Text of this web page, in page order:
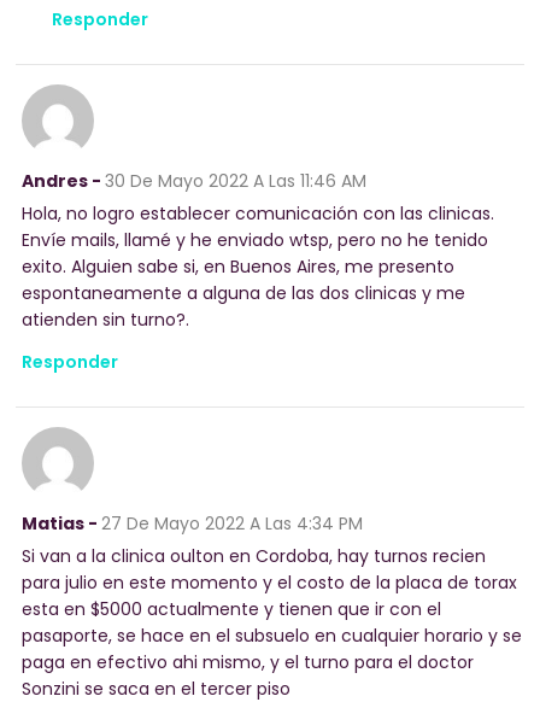
Responder
Andres - 30 De Mayo 2022 A Las 11:46 AM
Hola, no logro establecer comunicación con las clinicas.
Envíe mails, llamé y he enviado wtsp, pero no he tenido
exito. Alguien sabe si, en Buenos Aires, me presento
espontaneamente a alguna de las dos clinicas y me
atienden sin turno?.
Responder
Matias - 27 De Mayo 2022 A Las 4:34 PM
Si van a la clinica oulton en Cordoba, hay turnos recien
para julio en este momento y el costo de la placa de torax
esta en $5000 actualmente y tienen que ir con el
pasaporte, se hace en el subsuelo en cualquier horario y se
paga en efectivo ahi mismo, y el turno para el doctor
Sonzini se saca en el tercer piso